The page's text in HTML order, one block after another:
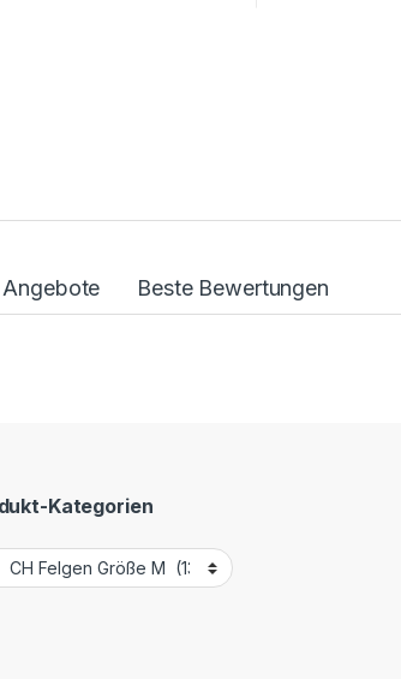
Angebote Beste Bewertungen
Kategorien